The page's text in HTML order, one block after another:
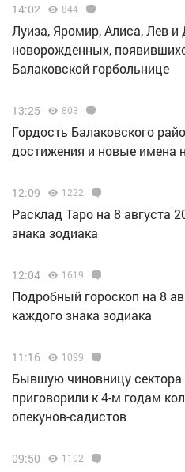
14:02 844
Луиза, Яромир, Алиса, Лев
новорожденных,
Балаковской горбольнице
13:25 803
Гордость Балаковского
достижения и новые имена
12:09 1222
Расклад Таро на 8 августа
знака зодиака
12:04 1619
Подробный гороскоп на 8
каждого знака зодиака
11:16 1099
Бывшую чиновницу сектора
приговорили к 4-м годам
опекунов-садистов
09:50 1102